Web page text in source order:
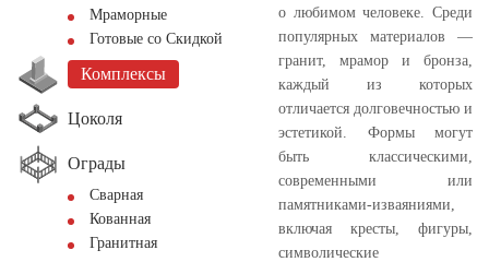
Мраморные
Готовые со Скидкой
Комплексы
Цоколя
Ограды
Сварная
Кованная
Гранитная
о любимом человеке. Среди
популярных материалов —
гранит, мрамор и бронза,
каждый из которых
отличается долговечностью и
эстетикой. Формы могут
быть классическими,
современными или
памятниками-изваяниями,
включая кресты, фигуры,
символические